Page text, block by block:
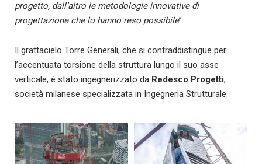
progetto, dall’altro le metodologie innovative di
progettazione che lo hanno reso possibile”.
Il grattacielo Torre Generali, che si contraddistingue per
l’accentuata torsione della struttura lungo il suo asse
verticale, è stato ingegnerizzato da Redesco Progetti,
società milanese specializzata in Ingegneria Strutturale.